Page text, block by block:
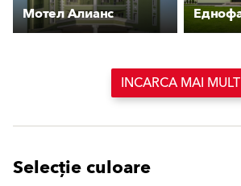
Мотел Алианс
INCARCA MAI MULT
Selecție culoare